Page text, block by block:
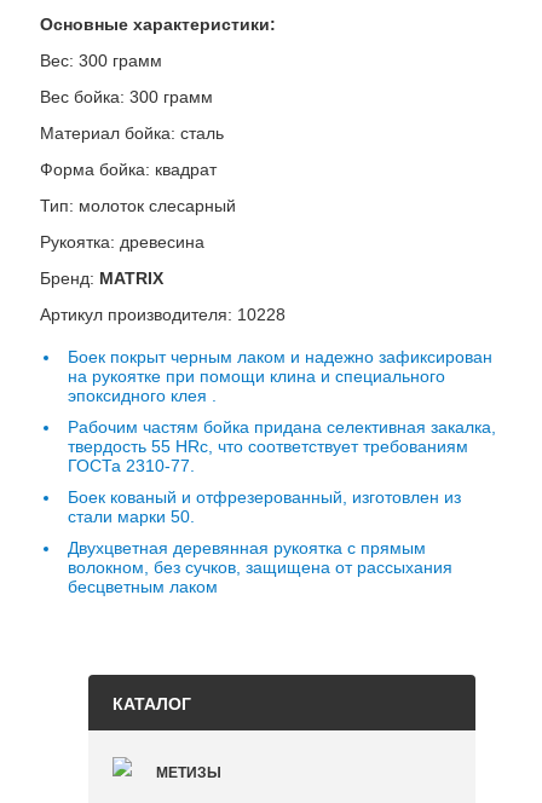
КАТАЛОГ
МЕТИЗЫ
Основные характеристики:
Вес: 300 грамм
Вес бойка: 300 грамм
Материал бойка: сталь
Форма бойка: квадрат
Тип: молоток слесарный
Рукоятка: древесина
Бренд: MATRIX
Артикул производителя: 10228
Боек покрыт черным лаком и надежно зафиксирован
на рукоятке при помощи клина и специального
эпоксидного клея .
Рабочим частям бойка придана селективная закалка,
твердость 55 НRc, что соответствует требованиям
ГОСТа 2310-77.
Боек кованый и отфрезерованный, изготовлен из
стали марки 50.
Двухцветная деревянная рукоятка c прямым
волокном, без сучков, защищена от рассыхания
бесцветным лаком